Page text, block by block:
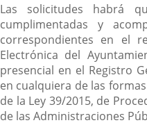
Las solicitudes habrá
cumplimentadas y
correspondientes en el
Electrónica del
presencial en el Registro
en cualquiera de las
de la Ley 39/2015, de
de las Administraciones